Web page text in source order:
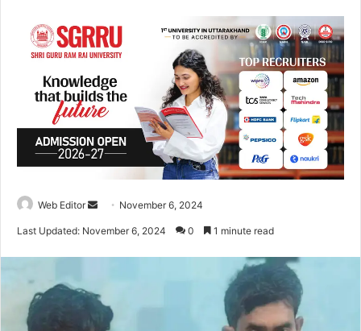
Web Editor
n
November 6, 2024
Last Updated: November 6, 2024 0 1 minute read